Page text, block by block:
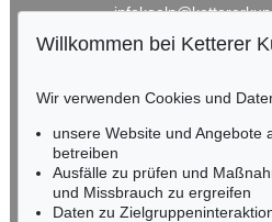
HESSEN
Miriam Heß
Tel.: +49 (0)62 21 58
Fax: +49 (0)62 21 58
Willkommen bei Ketterer
Wir verwenden Cookies und
unsere Website und Angebote
betreiben
Ausfälle zu prüfen und
und Missbrauch zu ergreifen
Daten zu